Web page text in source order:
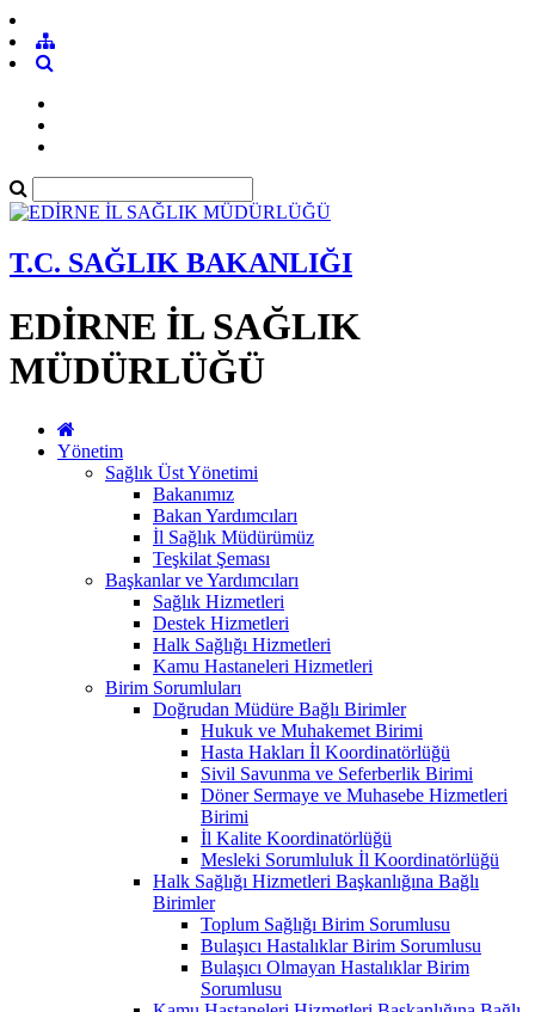
T.C. SAĞLIK BAKANLIĞI
EDİRNE İL SAĞLIK
MÜDÜRLÜĞÜ
Yönetim
Sağlık Üst Yönetimi
Bakanımız
Bakan Yardımcıları
İl Sağlık Müdürümüz
Teşkilat Şeması
Başkanlar ve Yardımcıları
Sağlık Hizmetleri
Destek Hizmetleri
Halk Sağlığı Hizmetleri
Kamu Hastaneleri Hizmetleri
Birim Sorumluları
Doğrudan Müdüre Bağlı Birimler
Hukuk ve Muhakemet Birimi
Hasta Hakları İl Koordinatörlüğü
Sivil Savunma ve Seferberlik Birimi
Döner Sermaye ve Muhasebe Hizmetleri
Birimi
İl Kalite Koordinatörlüğü
Mesleki Sorumluluk İl Koordinatörlüğü
Halk Sağlığı Hizmetleri Başkanlığına Bağlı
Birimler
Toplum Sağlığı Birim Sorumlusu
Bulaşıcı Hastalıklar Birim Sorumlusu
Bulaşıcı Olmayan Hastalıklar Birim
Sorumlusu